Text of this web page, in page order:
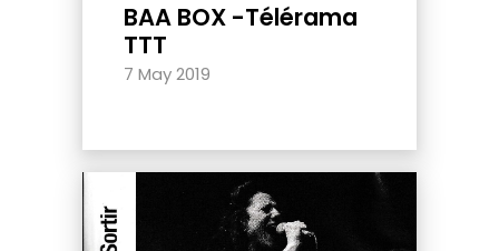
BAA BOX -Télérama
TTT
7 May 2019